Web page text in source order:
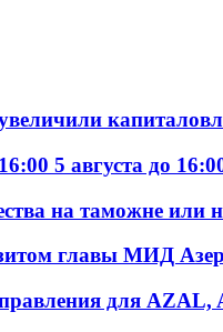
5 августа до
на таможне или
главы МИД
для AZAL,